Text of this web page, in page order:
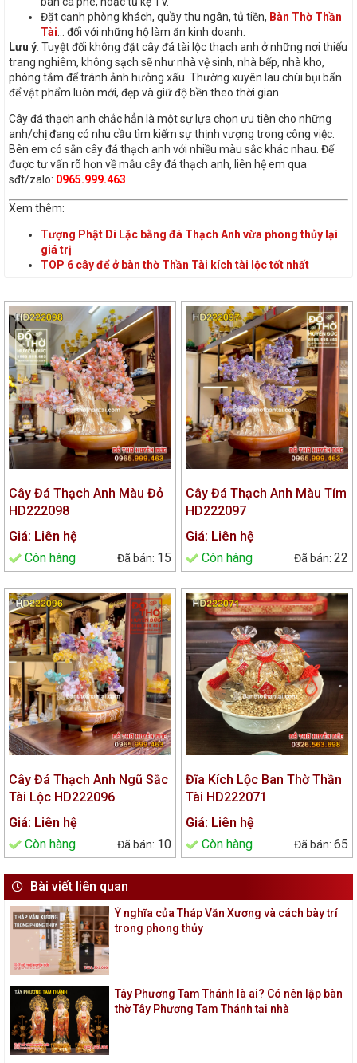
Đặt cạnh phòng khách, quầy thu ngân, tủ tiền, Bàn Thờ Thần
Tài … đối với những hộ làm ăn kinh doanh.
Lưu ý: Tuyệt đối không đặt cây đá tài lộc thạch anh ở những nơi thiếu
trang nghiêm, không sạch sẽ như nhà vệ sinh, nhà bếp, nhà kho,
phòng tắm để tránh ảnh hưởng xấu. Thường xuyên lau chùi bụi bẩn
để vật phẩm luôn mới, đẹp và giữ độ bền theo thời gian.
Cây đá thạch anh chắc hẳn là một sự lựa chọn ưu tiên cho những
anh/chị đang có nhu cầu tìm kiếm sự thịnh vượng trong công việc.
Bên em có sẵn cây đá thạch anh với nhiều màu sắc khác nhau. Để
được tư vấn rõ hơn về mẫu cây đá thạch anh, liên hệ em qua
sđt/zalo: 0965.999.463
Xem thêm:
Tượng Phật Di Lặc bằng đá Thạch Anh vừa phong thủy lại
giá trị
TOP 6 cây để ở bàn thờ Thần Tài kích tài lộc tốt nhất
Cây Đá Thạch Anh Màu Đỏ
HD222098
Giá: Liên hệ
Còn hàng
15
Cây Đá Thạch Anh Màu Tím
HD222097
Giá: Liên hệ
Còn hàng
22
Cây Đá Thạch Anh Ngũ Sắc
Tài Lộc HD222096
Giá: Liên hệ
Còn hàng
10
Đĩa Kích Lộc Ban Thờ Thần
Tài HD222071
Giá: Liên hệ
Còn hàng
65
Bài viết liên quan
Ý nghĩa của Tháp Văn Xương và cách bày trí
trong phong thủy
Tây Phương Tam Thánh là ai? Có nên lập bàn
thờ Tây Phương Tam Thánh tại nhà